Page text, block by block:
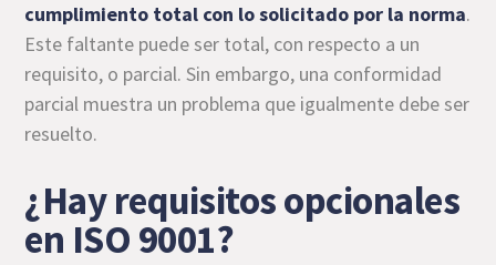
cumplimiento total con lo solicitado por la norma.
Este faltante puede ser total, con respecto a un
requisito, o parcial. Sin embargo, una conformidad
parcial muestra un problema que igualmente debe ser
resuelto.
¿Hay requisitos opcionales
en ISO 9001?